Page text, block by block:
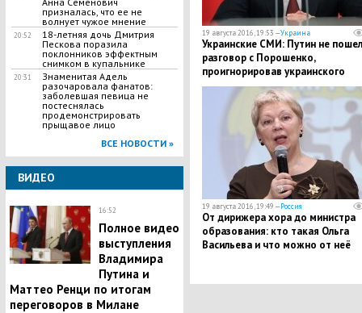
призналась, что ее не
волнует чужое мнение
20:52
18-летняя дочь Дмитрия
Пескова поразила
поклонников эффектным
снимком в купальнике
20:31
Знаменитая Адель
разочаровала фанатов:
заболевшая певица не
постеснялась
продемонстрировать
прыщавое лицо
ВСЕ НОВОСТИ »
ВИДЕО
16:52
Полное видео
выступления
Владимира
Путина и
Маттео Ренци по итогам
переговоров в Милане
19 августа 2016, 19:53 —Украина
Украинские СМИ: Путин не
разговор с Порошенко,
проигнорировав украинского
лидера
19 августа 2016, 19:49 —Россия
От дирижера хора до министра
образования: кто такая Ольга
Васильева и что можно от неё